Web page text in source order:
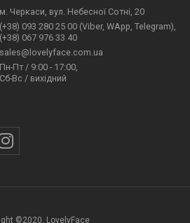
м. Черкаси, вул. Небесної Сотні, 20
(+38) 093 280 25 00 (Viber, WApp, Telegram),
(+38) 067 976 33 40
sales@lovelyface.com.ua
Пн-Пт / 9:00 - 17:00,
Сб-Вс / вихідний
©2020, LovelyFace